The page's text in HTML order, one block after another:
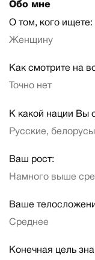
Обо мне
О том, кого ищете:
Женщину
Как смотрите на
Точно нет
К какой нации Вы
Русские,
Ваш рост:
Намного выше
Ваше
Среднее
Конечная цель